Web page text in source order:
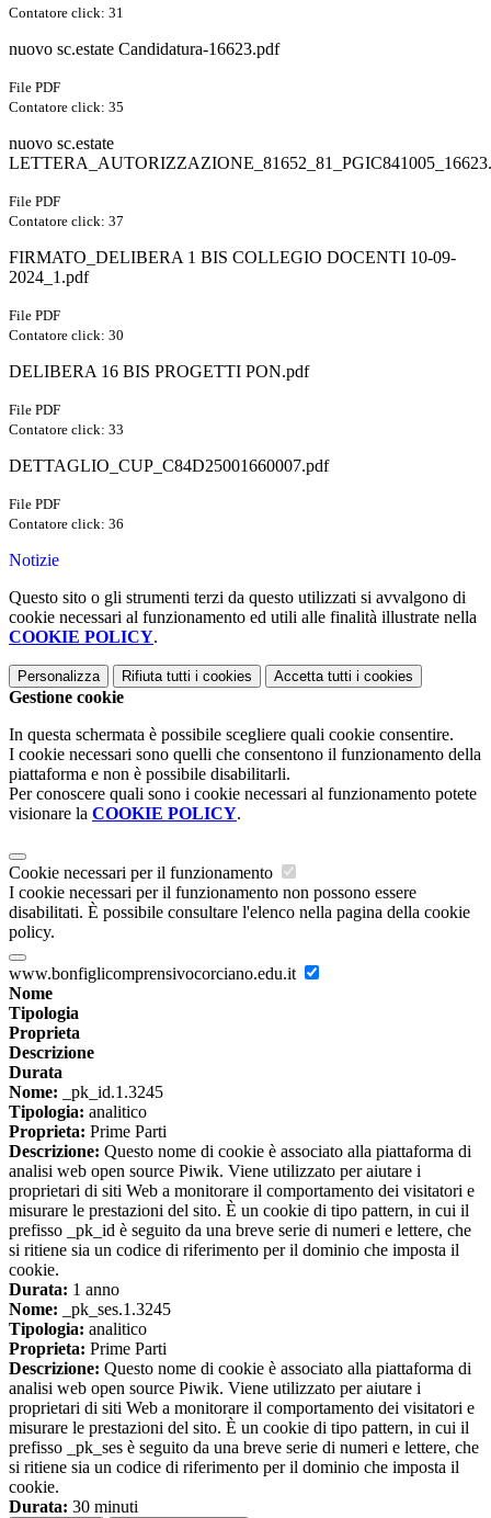
Contatore click: 31
nuovo sc.estate Candidatura-16623.pdf
File PDF
Contatore click: 35
nuovo sc.estate
File PDF
Contatore click: 37
FIRMATO_DELIBERA 1 BIS COLLEGIO DOCENTI 10-09-
2024_1.pdf
File PDF
Contatore click: 30
DELIBERA 16 BIS PROGETTI PON.pdf
File PDF
Contatore click: 33
DETTAGLIO_CUP_C84D25001660007.pdf
File PDF
Contatore click: 36
Notizie
Questo sito o gli strumenti terzi da questo utilizzati si avvalgono di
cookie necessari al funzionamento ed utili alle finalità illustrate nella
COOKIE POLICY.
Personalizza Rifiuta tutti i cookies Accetta tutti i cookies
Gestione cookie
In questa schermata è possibile scegliere quali cookie consentire.
I cookie necessari sono quelli che consentono il funzionamento della
piattaforma e non è possibile disabilitarli.
Per conoscere quali sono i cookie necessari al funzionamento potete
visionare la COOKIE POLICY.
Cookie necessari per il funzionamento
I cookie necessari per il funzionamento non possono essere
disabilitati. È possibile consultare l'elenco nella pagina della cookie
policy.
www.bonfiglicomprensivocorciano.edu.it
Nome
Tipologia
Proprieta
Descrizione
Durata
Nome: _pk_id.1.3245
Tipologia: analitico
Proprieta: Prime Parti
Descrizione: Questo nome di cookie è associato alla piattaforma di
analisi web open source Piwik. Viene utilizzato per aiutare i
proprietari di siti Web a monitorare il comportamento dei visitatori e
misurare le prestazioni del sito. È un cookie di tipo pattern, in cui il
prefisso _pk_id è seguito da una breve serie di numeri e lettere, che
si ritiene sia un codice di riferimento per il dominio che imposta il
cookie.
Durata: 1 anno
Nome: _pk_ses.1.3245
Tipologia: analitico
Proprieta: Prime Parti
Descrizione: Questo nome di cookie è associato alla piattaforma di
analisi web open source Piwik. Viene utilizzato per aiutare i
proprietari di siti Web a monitorare il comportamento dei visitatori e
misurare le prestazioni del sito. È un cookie di tipo pattern, in cui il
prefisso _pk_ses è seguito da una breve serie di numeri e lettere, che
si ritiene sia un codice di riferimento per il dominio che imposta il
cookie.
Durata: 30 minuti